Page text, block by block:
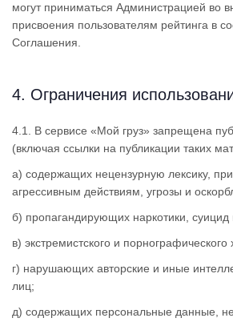
могут приниматься Администрацией во
присвоения пользователям рейтинга в
Соглашения.
4. Ограничения
4.1. В сервисе «Мой груз» запрещена
(включая ссылки на публикации таких
а) содержащих нецензурную лексику,
агрессивным действиям, угрозы и
б) пропагандирующих наркотики,
в) экстремистского и порнографического
г) нарушающих авторские и иные
лиц;
д) содержащих персональные данные,